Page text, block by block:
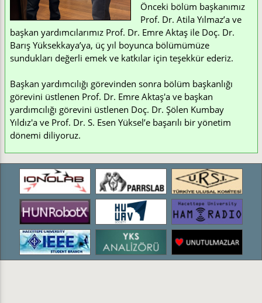
Önceki bölüm başkanımız
Prof. Dr. Atila Yılmaz’a ve
başkan yardımcılarımız Prof. Dr. Emre Aktaş ile Doç. Dr.
Barış Yüksekkaya’ya, üç yıl boyunca bölümümüze
sundukları değerli emek ve katkılar için teşekkür ederiz.
Başkan yardımcılığı görevinden sonra bölüm başkanlığı
görevini üstlenen Prof. Dr. Emre Aktaş'a ve başkan
yardımcılığı görevini üstlenen Doç. Dr. Şölen Kumbay
Yıldız'a ve Prof. Dr. S. Esen Yüksel’e başarılı bir yönetim
dönemi diliyoruz.